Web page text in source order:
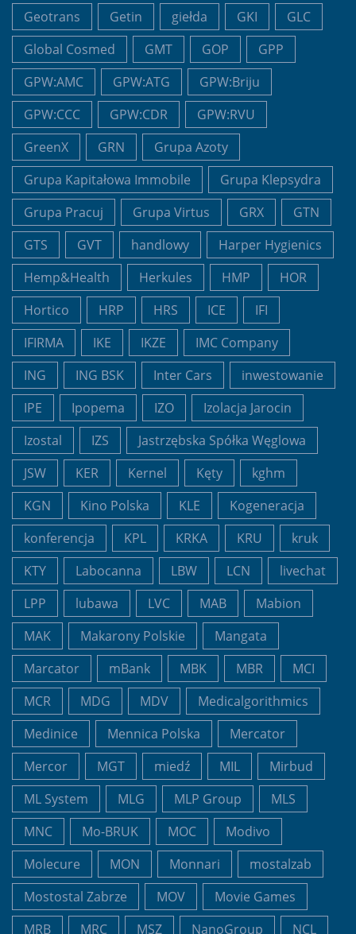
Geotrans Getin giełda GKI
GLC
Global Cosmed
GMT GOP
GPP
GPW:AMC
GPW:ATG
GPW:Briju
GPW:CCC
GPW:CDR
GPW:RVU
GreenX
GRN
Grupa Azoty
Grupa Kapitałowa Immobile
Grupa Klepsydra
Grupa Pracuj
Grupa Virtus GRX
GTN
GTS
GVT handlowy
Harper Hygienics
Hemp&Health
Herkules HMP
HOR
Hortico
HRP HRS ICE
IFI
IFIRMA
IKE IKZE
IMC Company
ING
ING BSK Inter Cars
inwestowanie
IPE
Ipopema IZO
Izolacja Jarocin
Izostal
IZS
Jastrzębska Spółka Węglowa
JSW
KER Kernel Kęty
kghm
KGN
Kino Polska KLE
Kogeneracja
konferencja
KPL KRKA KRU
kruk
KTY
Labocanna LBW LCN
livechat
LPP
lubawa LVC MAB
Mabion
MAK
Makarony Polskie
Mangata
Marcator
mBank MBK MBR
MCI
MCR
MDG MDV
Medicalgorithmics
Medinice
Mennica Polska
Mercator
Mercor
MGT miedź MIL
Mirbud
ML System
MLG MLP Group
MLS
MNC
Mo-BRUK MOC
Modivo
Molecure
MON Monnari
mostalzab
Mostostal Zabrze
MOV
Movie Games
MRB
MRC MSZ NanoGroup
NCL